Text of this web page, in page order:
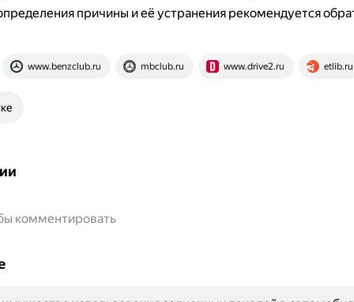
причины и её устранения рекомендуется
www.benzclub.ru mbclub.ru www.drive2.ru etlib.ru
комментировать